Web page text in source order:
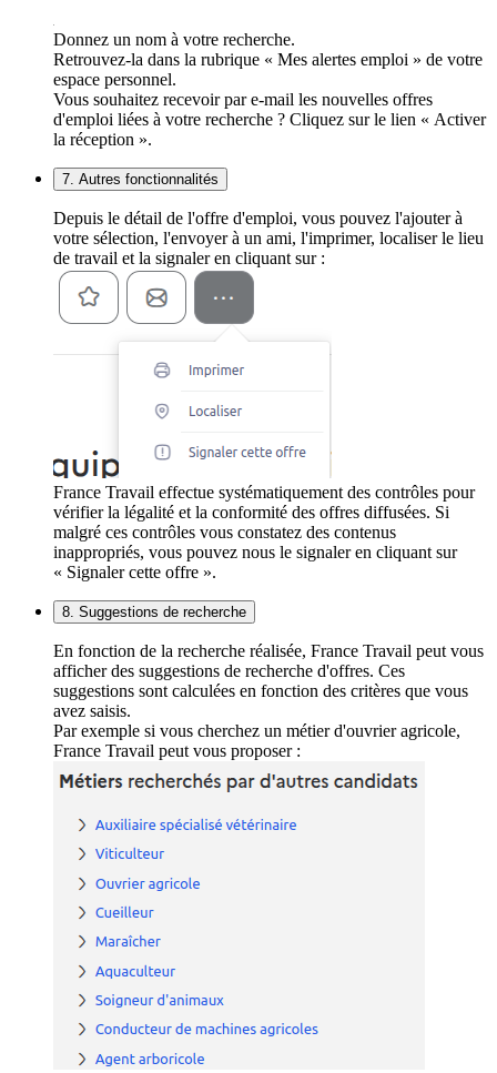
Donnez un nom à votre recherche.
Retrouvez-la dans la rubrique « Mes alertes emploi » de votre
espace personnel.
Vous souhaitez recevoir par e-mail les nouvelles offres
d'emploi liées à votre recherche ? Cliquez sur le lien « Activer
la réception ».
7. Autres fonctionnalités
Depuis le détail de l'offre d'emploi, vous pouvez l'ajouter à
votre sélection, l'envoyer à un ami, l'imprimer, localiser le lieu
de travail et la signaler en cliquant sur :
France Travail effectue systématiquement des contrôles pour
vérifier la légalité et la conformité des offres diffusées. Si
malgré ces contrôles vous constatez des contenus
inappropriés, vous pouvez nous le signaler en cliquant sur
« Signaler cette offre ».
8. Suggestions de recherche
En fonction de la recherche réalisée, France Travail peut vous
afficher des suggestions de recherche d'offres. Ces
suggestions sont calculées en fonction des critères que vous
avez saisis.
Par exemple si vous cherchez un métier d'ouvrier agricole,
France Travail peut vous proposer :